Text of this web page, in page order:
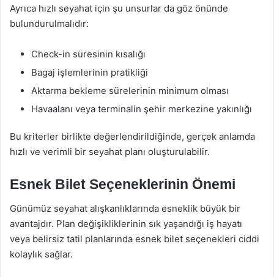
Ayrıca hızlı seyahat için şu unsurlar da göz önünde
bulundurulmalıdır:
Check-in süresinin kısalığı
Bagaj işlemlerinin pratikliği
Aktarma bekleme sürelerinin minimum olması
Havaalanı veya terminalin şehir merkezine yakınlığı
Bu kriterler birlikte değerlendirildiğinde, gerçek anlamda
hızlı ve verimli bir seyahat planı oluşturulabilir.
Esnek Bilet Seçeneklerinin Önemi
Günümüz seyahat alışkanlıklarında esneklik büyük bir
avantajdır. Plan değişikliklerinin sık yaşandığı iş hayatı
veya belirsiz tatil planlarında esnek bilet seçenekleri ciddi
kolaylık sağlar.